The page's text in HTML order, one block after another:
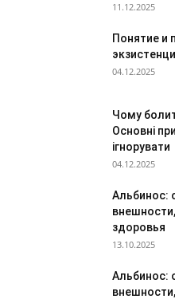
11.12.2025
Понятие и
04.12.2025
Чому
Основні
ігнорувати
04.12.2025
Альбинос:
здоровья
13.10.2025
Альбинос: